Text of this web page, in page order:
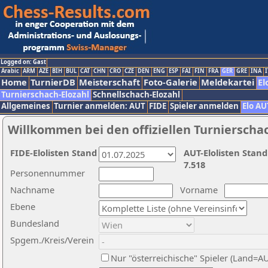
Logged on: Gast
Arabic ARM AZE BIH BUL CAT CHN CRO CZE DEN ENG ESP FAI FIN FRA GER GRE INA
Home TurnierDB Meisterschaft Foto-Galerie Meldekartei
Turnierschach-Elozahl Schnellschach-Elozahl
Allgemeines Turnier anmelden: AUT FIDE Spieler anmelden Elo
Willkommen bei den offiziellen
Nachname
Vorname
Ebene
Personennummer
Bundesland
Spgem./Kreis/Verein
Nur "österreichische" Spieler
AUT-Elolisten
7.518
FIDE-Elolisten Stand